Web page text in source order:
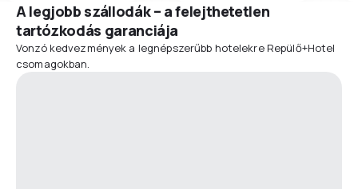
A legjobb szállodák – a felejthetetlen
tartózkodás garanciája
Vonzó kedvezmények a legnépszerűbb hotelekre Repülő+Hotel
csomagokban.